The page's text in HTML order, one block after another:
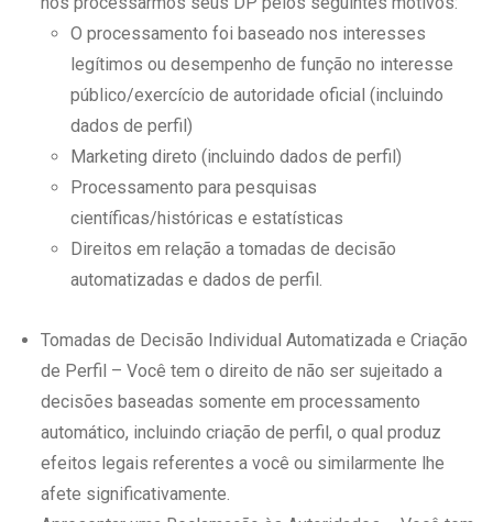
O processamento foi baseado nos interesses
legítimos ou desempenho de função no interesse
público/exercício de autoridade oficial (incluindo
dados de perfil)
Marketing direto (incluindo dados de perfil)
Processamento para pesquisas
científicas/históricas e estatísticas
Direitos em relação a tomadas de decisão
automatizadas e dados de perfil.
Tomadas de Decisão Individual Automatizada e Criação
de Perfil – Você tem o direito de não ser sujeitado a
decisões baseadas somente em processamento
automático, incluindo criação de perfil, o qual produz
efeitos legais referentes a você ou similarmente lhe
afete significativamente.